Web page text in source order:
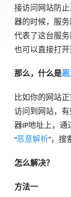
接访问网站防止
器的时候，服
代表了这台服
也可以直接打开
那么，什么是
比如你的网站
访问到网站，
器IP地址上，
“恶意解析”，搜
怎么解决？
方法一